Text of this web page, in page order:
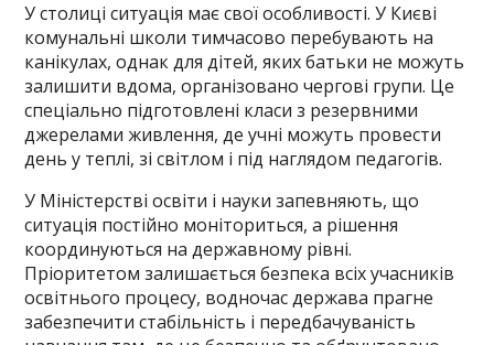
У столиці ситуація має свої особливості. У Києві
комунальні школи тимчасово перебувають на
канікулах, однак для дітей, яких батьки не можуть
залишити вдома, організовано чергові групи. Це
спеціально підготовлені класи з резервними
джерелами живлення, де учні можуть провести
день у теплі, зі світлом і під наглядом педагогів.
У Міністерстві освіти і науки запевняють, що
ситуація постійно моніториться, а рішення
координуються на державному рівні.
Пріоритетом залишається безпека всіх учасників
освітнього процесу, водночас держава прагне
забезпечити стабільність і передбачуваність